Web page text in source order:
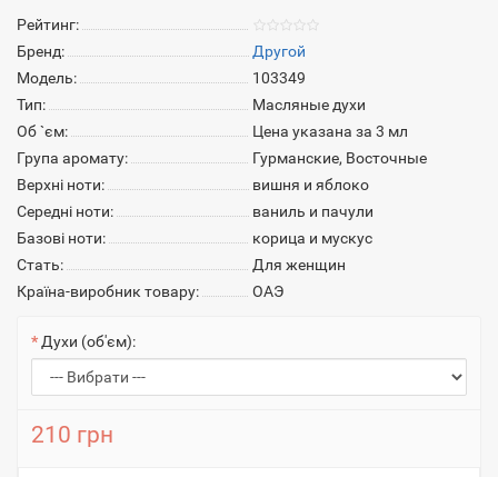
Рейтинг:
Бренд:
Другой
Модель:
103349
Тип:
Масляные духи
Об `єм:
Цена указана за 3 мл
Група аромату:
Гурманские, Восточные
Верхні ноти:
вишня и яблоко
Середні ноти:
ваниль и пачули
Базові ноти:
корица и мускус
Стать:
Для женщин
Країна-виробник товару:
ОАЭ
Духи (об'єм):
210 грн